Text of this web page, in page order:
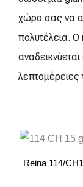
χώρο σας να
πολυτέλεια.
λεπτομέρειες
Reina 114/